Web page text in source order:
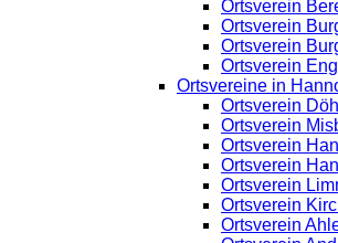
Ortsverein
Ortsverein
Ortsverein
Ortsverein
Ortsvereine in
Ortsverein
Ortsverein
Ortsverein
Ortsverein
Ortsverein
Ortsverein
Ortsverein